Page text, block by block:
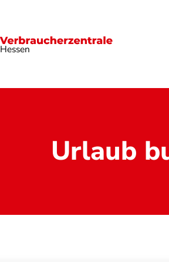
HessenEnergie Finanzen
Urlaub